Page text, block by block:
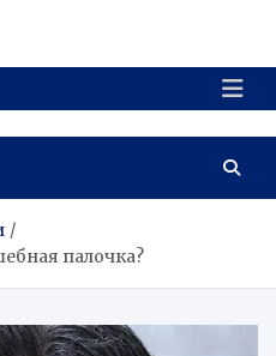
палочка?